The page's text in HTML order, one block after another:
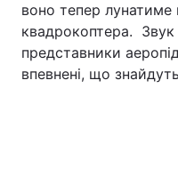
воно тепер лунатиме
квадрокоптера.
представники
впевнені, що